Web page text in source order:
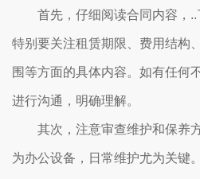
首先，仔细阅读合同内容，..
特别要关注租赁期限、费用结构
围等方面的具体内容。如有任何
进行沟通，明确理解。
其次，注意审查维护和保养
为办公设备，日常维护尤为关键